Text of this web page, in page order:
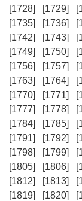
[1728]
[1729]
[1735]
[1736]
[1742]
[1743]
[1749]
[1750]
[1756]
[1757]
[1763]
[1764]
[1770]
[1771]
[1777]
[1778]
[1784]
[1785]
[1791]
[1792]
[1798]
[1799]
[1805]
[1806]
[1812]
[1813]
[1819]
[1820]